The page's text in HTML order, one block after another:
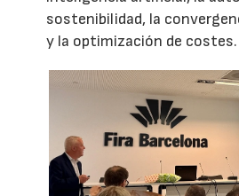
sostenibilidad, la
y la optimización de costes.